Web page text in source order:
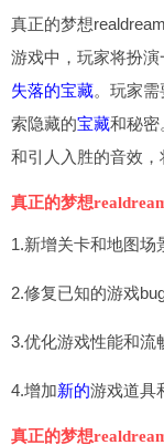
真正的梦想
游戏中，玩家将扮演
失落的宝藏。玩家
索隐藏的宝藏和秘密
和引人入胜的音效，
真正的梦想
1.新增关卡和地图场
2.修复已知的游戏bug
3.优化游戏性能和流
4.增加新的游戏道具
真正的梦想